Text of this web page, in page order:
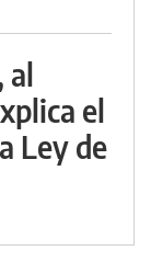
al
el
Ley de